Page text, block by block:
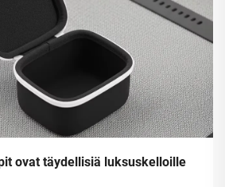
ovat täydellisiä luksuskelloille